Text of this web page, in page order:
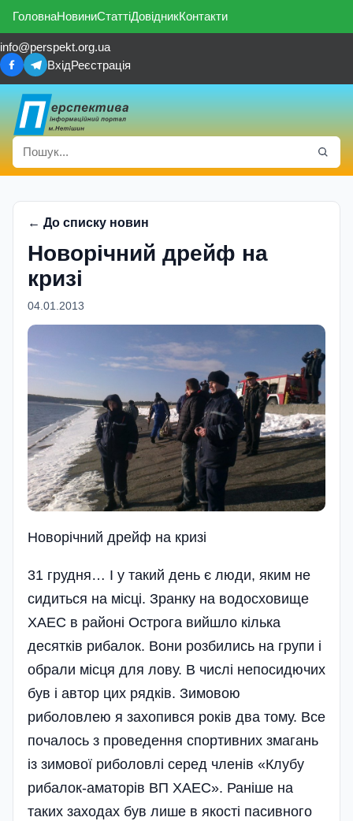
ГоловнаНовиниСтаттіДовідникКонтакти
info@perspekt.org.ua
ВхідРеєстрація
← До списку новин
Новорічний дрейф на
кризі
04.01.2013
Новорічний дрейф на кризі
31 грудня… І у такий день є люди, яким не
сидиться на місці. Зранку на водосховище
ХАЕС в районі Острога вийшло кілька
десятків рибалок. Вони розбились на групи і
обрали місця для лову. В числі непосидючих
був і автор цих рядків. Зимовою
риболовлею я захопився років два тому. Все
почалось з проведення спортивних змагань
із зимової риболовлі серед членів «Клубу
рибалок-аматорів ВП ХАЕС». Раніше на
таких заходах був лише в якості пасивного